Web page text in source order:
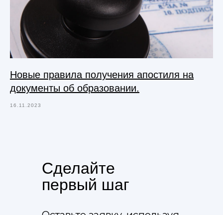
Новые правила получения апостиля на
документы об образовании.
16.11.2023
Сделайте
первый шаг